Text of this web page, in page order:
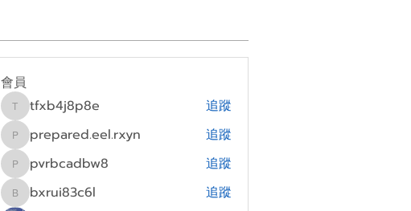
會員
tfxb4j8p8e
tfxb4j8p8e 追蹤
prepared.eel.rxyn
prepared.eel.rxyn 追蹤
pvrbcadbw8
pvrbcadbw8 追蹤
bxrui83c6l
bxrui83c6l
追蹤